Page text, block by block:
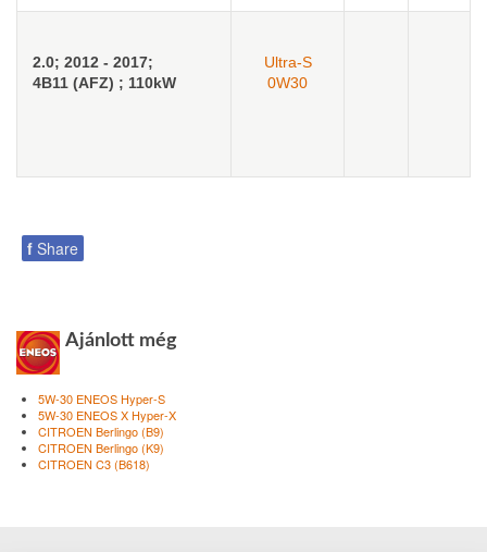
2.0; 2012 - 2017;
4B11 (AFZ) ; 110kW
Ultra-S
0W30
f Share
Ajánlott még
5W-30 ENEOS Hyper-S
5W-30 ENEOS X Hyper-X
CITROEN Berlingo (B9)
CITROEN Berlingo (K9)
CITROEN C3 (B618)